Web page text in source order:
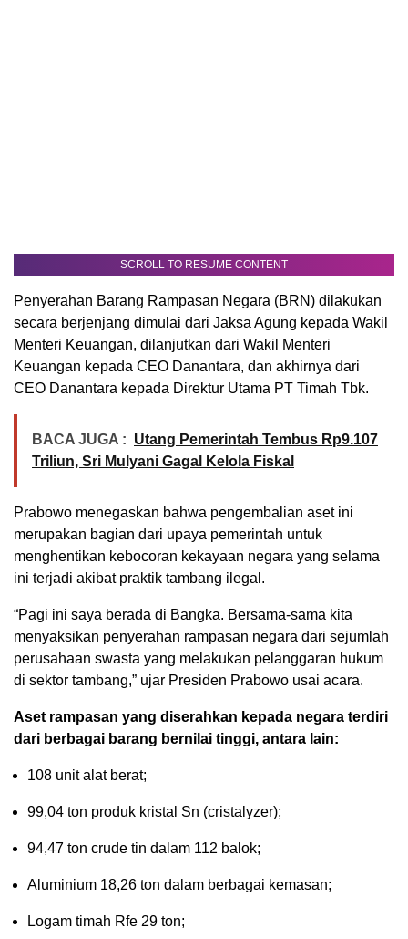
SCROLL TO RESUME CONTENT
Penyerahan Barang Rampasan Negara (BRN) dilakukan
secara berjenjang dimulai dari Jaksa Agung kepada Wakil
Menteri Keuangan, dilanjutkan dari Wakil Menteri
Keuangan kepada CEO Danantara, dan akhirnya dari
CEO Danantara kepada Direktur Utama PT Timah Tbk.
BACA JUGA : Utang Pemerintah Tembus Rp9.107
Triliun, Sri Mulyani Gagal Kelola Fiskal
Prabowo menegaskan bahwa pengembalian aset ini
merupakan bagian dari upaya pemerintah untuk
menghentikan kebocoran kekayaan negara yang selama
ini terjadi akibat praktik tambang ilegal.
“Pagi ini saya berada di Bangka. Bersama-sama kita
menyaksikan penyerahan rampasan negara dari sejumlah
perusahaan swasta yang melakukan pelanggaran hukum
di sektor tambang,” ujar Presiden Prabowo usai acara.
Aset rampasan yang diserahkan kepada negara terdiri
dari berbagai barang bernilai tinggi, antara lain:
108 unit alat berat;
99,04 ton produk kristal Sn (cristalyzer);
94,47 ton crude tin dalam 112 balok;
Aluminium 18,26 ton dalam berbagai kemasan;
Logam timah Rfe 29 ton;